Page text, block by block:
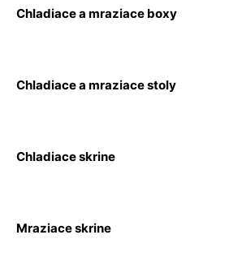
Chladiace a mraziace boxy
Chladiace a mraziace stoly
Chladiace skrine
Mraziace skrine